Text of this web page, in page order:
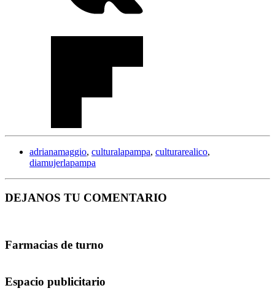
adrianamaggio, culturalapampa, culturarealico,
diamujerlapampa
DEJANOS TU COMENTARIO
Farmacias de turno
Espacio publicitario